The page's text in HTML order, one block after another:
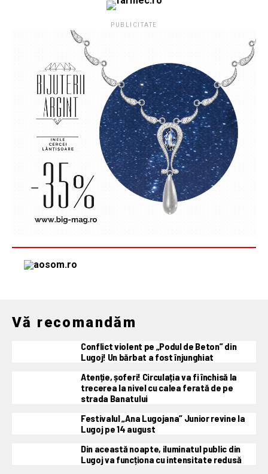
PUBLICITATE
Vă recomandăm
Conflict violent pe „Podul de Beton” din
Lugoj! Un bărbat a fost înjunghiat
Atenție, șoferi! Circulația va fi închisă la
trecerea la nivel cu calea ferată de pe
strada Banatului
Festivalul „Ana Lugojana” Junior revine la
Lugoj pe 14 august
Din această noapte, iluminatul public din
Lugoj va funcționa cu intensitate redusă